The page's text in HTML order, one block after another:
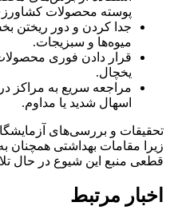
پوسته محصولات
جدا کردن و دور ریختن
میوه‌ها و سبزیجات.
قرار دادن فوری
یخچال.
مراجعه سریع به مراکز
اسهال شدید یا مداوم.
تحقیقات و بررسی‌های
زیرا مقامات بهداشتی همچنان
قطعی منبع این شیوع در حال
اخبار مرتبط